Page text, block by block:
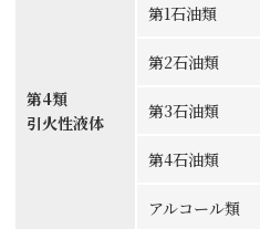
第4類
引火性液体
第1石油類
第2石油類
第3石油類
第4石油類
アルコール類